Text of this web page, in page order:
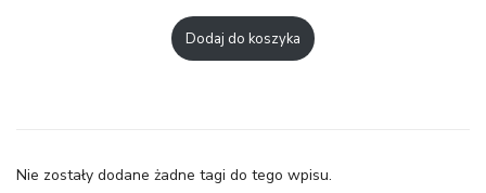
Dodaj do koszyka
Nie zostały dodane żadne tagi do tego wpisu.